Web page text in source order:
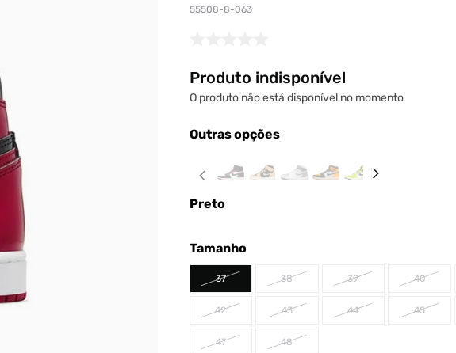
55508-8-063
Produto indisponível
O produto não está disponível no momento
Outras opções
Preto
Tamanho
37 38 39 40
42 43 44 45
47 48